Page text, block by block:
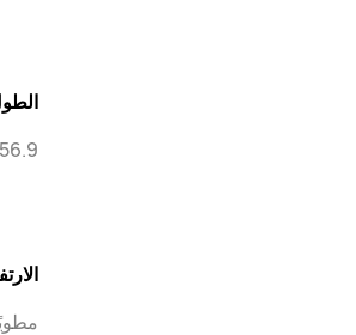
156.9
مطويًا: